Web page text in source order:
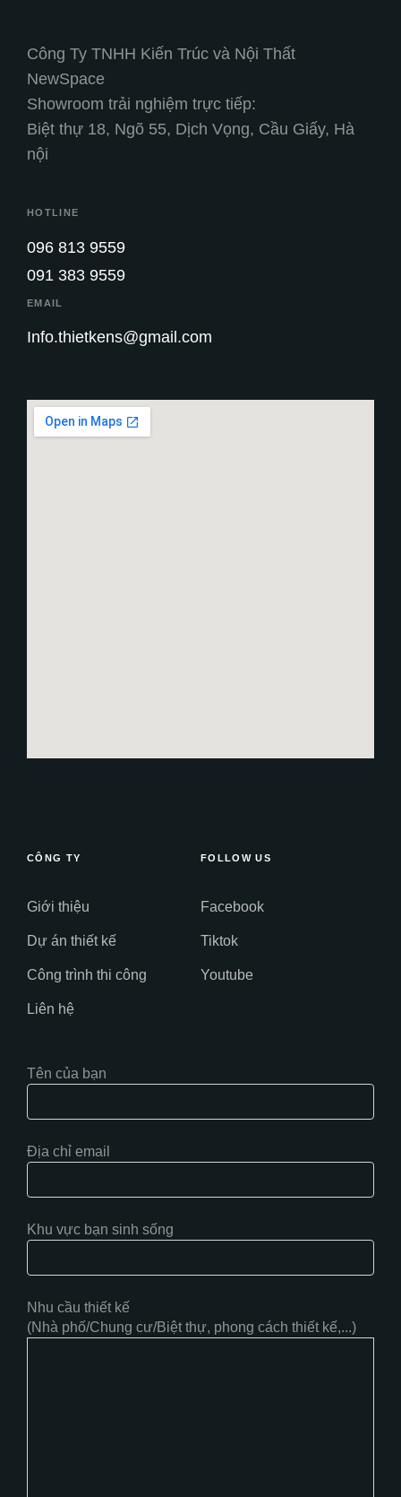
Công Ty TNHH Kiến Trúc và Nội Thất
NewSpace
Showroom trải nghiệm trực tiếp:
Biệt thự 18, Ngõ 55, Dịch Vọng, Cầu Giấy, Hà
nội
HOTLINE
096 813 9559
091 383 9559
EMAIL
Info.thietkens@gmail.com
CÔNG TY
Giới thiệu
Dự án thiết kế
Công trình thi công
Liên hệ
FOLLOW US
Facebook
Tiktok
Youtube
Tên của bạn
Địa chỉ email
Khu vực bạn sinh sống
Nhu cầu thiết kế
(Nhà phố/Chung cư/Biệt thự, phong cách thiết kế,...)